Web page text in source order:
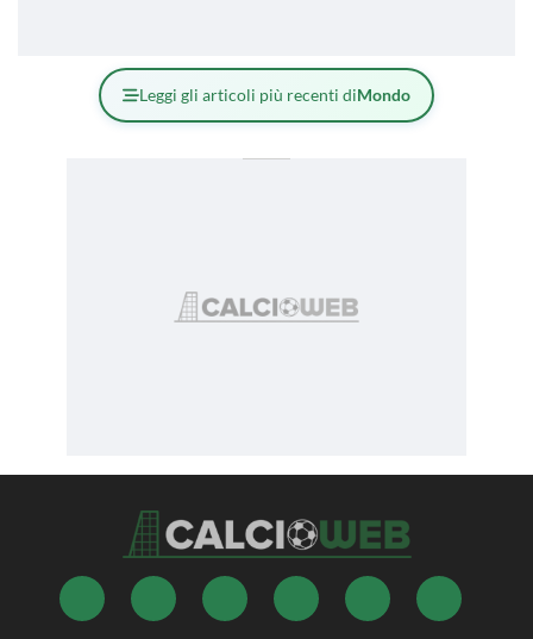
Leggi gli articoli più recenti diMondo